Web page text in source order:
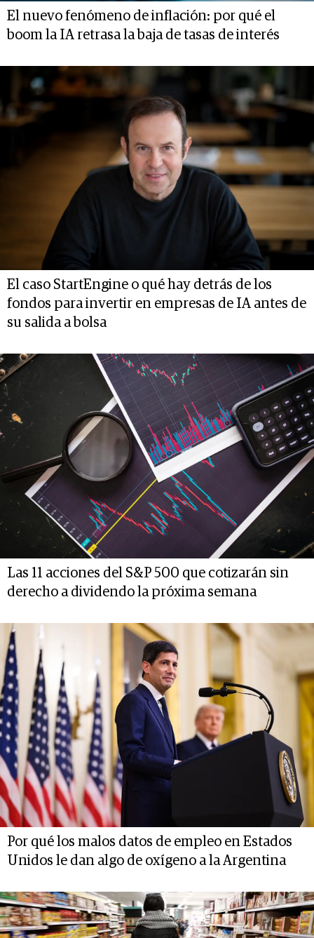
El nuevo fenómeno de inflación: por qué el
boom la IA retrasa la baja de tasas de interés
El caso StartEngine o qué hay detrás de los
fondos para invertir en empresas de IA antes de
su salida a bolsa
Las 11 acciones del S&P 500 que cotizarán sin
derecho a dividendo la próxima semana
Por qué los malos datos de empleo en Estados
Unidos le dan algo de oxígeno a la Argentina